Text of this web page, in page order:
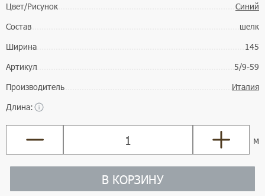
Цвет/Рисунок
Синий
Состав
шелк
Ширина
145
Артикул
5/9-59
Производитель
Италия
Длина:
м
В КОРЗИНУ